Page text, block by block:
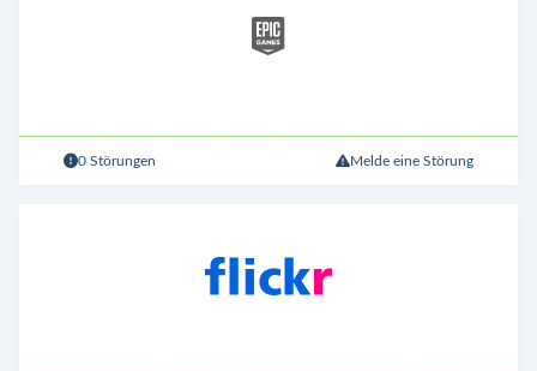
0 Störungen Melde eine Störung